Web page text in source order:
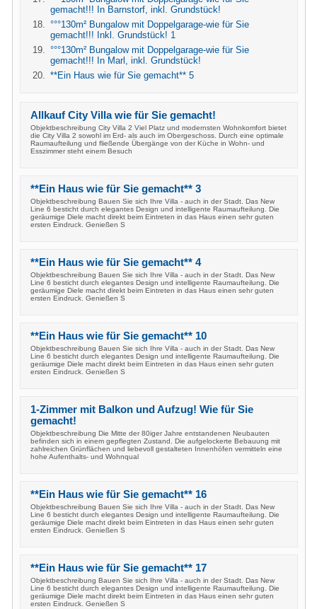
gemacht!!! In Barnstorf, inkl. Grundstück!
°°°130m² Bungalow mit Doppelgarage-wie für Sie
gemacht!!! Inkl. Grundstück! 1
°°°130m² Bungalow mit Doppelgarage-wie für Sie
gemacht!!! In Marl, inkl. Grundstück!
**Ein Haus wie für Sie gemacht** 5
Allkauf City Villa wie für Sie gemacht!
Objektbeschreibung City Villa 2 Viel Platz und modernsten Wohnkomfort bietet
die City Villa 2 sowohl im Erd- als auch im Obergeschoss. Durch eine optimale
Raumaufteilung und fließende Übergänge von der Küche in Wohn- und
Esszimmer steht einem Besuch
**Ein Haus wie für Sie gemacht** 3
Objektbeschreibung Bauen Sie sich Ihre Villa - auch in der Stadt. Das New
Line 6 besticht durch elegantes Design und intelligente Raumaufteilung. Die
geräumige Diele macht direkt beim Eintreten in das Haus einen sehr guten
ersten Eindruck. Genießen S
**Ein Haus wie für Sie gemacht** 4
Objektbeschreibung Bauen Sie sich Ihre Villa - auch in der Stadt. Das New
Line 6 besticht durch elegantes Design und intelligente Raumaufteilung. Die
geräumige Diele macht direkt beim Eintreten in das Haus einen sehr guten
ersten Eindruck. Genießen S
**Ein Haus wie für Sie gemacht** 10
Objektbeschreibung Bauen Sie sich Ihre Villa - auch in der Stadt. Das New
Line 6 besticht durch elegantes Design und intelligente Raumaufteilung. Die
geräumige Diele macht direkt beim Eintreten in das Haus einen sehr guten
ersten Eindruck. Genießen S
1-Zimmer mit Balkon und Aufzug! Wie für Sie
gemacht!
Objektbeschreibung Die Mitte der 80iger Jahre entstandenen Neubauten
befinden sich in einem gepflegten Zustand. Die aufgelockerte Bebauung mit
zahlreichen Grünflächen und liebevoll gestalteten Innenhöfen vermitteln eine
hohe Aufenthalts- und Wohnqual
**Ein Haus wie für Sie gemacht** 16
Objektbeschreibung Bauen Sie sich Ihre Villa - auch in der Stadt. Das New
Line 6 besticht durch elegantes Design und intelligente Raumaufteilung. Die
geräumige Diele macht direkt beim Eintreten in das Haus einen sehr guten
ersten Eindruck. Genießen S
**Ein Haus wie für Sie gemacht** 17
Objektbeschreibung Bauen Sie sich Ihre Villa - auch in der Stadt. Das New
Line 6 besticht durch elegantes Design und intelligente Raumaufteilung. Die
geräumige Diele macht direkt beim Eintreten in das Haus einen sehr guten
ersten Eindruck. Genießen S